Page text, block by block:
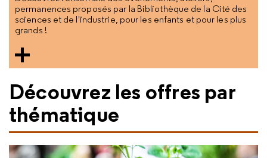
permanences proposés par la Bibliothèque de la Cité des
sciences et de l'industrie, pour les enfants et pour les plus
grands !
Découvrez les offres par
thématique